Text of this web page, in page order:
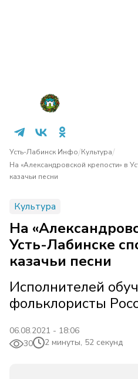
Усть-Лабинск Инфо/Культура/
На «Александровской крепости» в
казачьи песни
Культура
На
Усть-Лабинске
казачьи песни
Исполнителей
фольклористы
06.08.2021 - 18:06
30
2 минуты, 52 секунд